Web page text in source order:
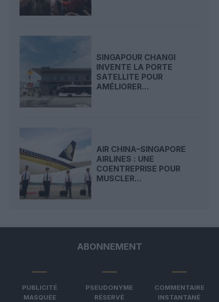
SINGAPOUR CHANGI
INVENTE LA PORTE
SATELLITE POUR
AMÉLIORER...
AIR CHINA–SINGAPORE
AIRLINES : UNE
COENTREPRISE POUR
MUSCLER...
ABONNEMENT
PUBLICITÉ
MASQUÉE
PSEUDONYME
RÉSERVÉ
COMMENTAIRE
INSTANTANÉ